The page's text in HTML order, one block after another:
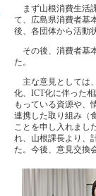
まず山根消費生活
て、広島県消費者基
後、各団体から活動
その後、消費者基
た。
主な意見としては
化、ICT化に伴った
もっている資源や、
連携した取り組み（
ことを申し入れまし
れ、山根課長より、
た。今後、意見交換